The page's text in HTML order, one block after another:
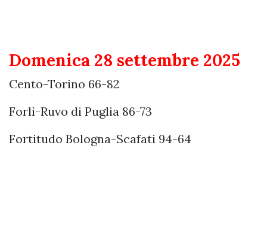
Domenica 28 settembre 2025
Cento-Torino 66-82
Forlì-Ruvo di Puglia 86-73
Fortitudo Bologna-Scafati 94-64